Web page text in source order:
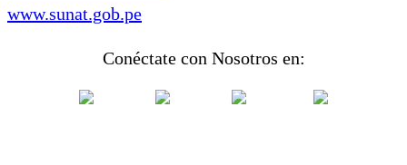
www.sunat.gob.pe
Conéctate con Nosotros en: